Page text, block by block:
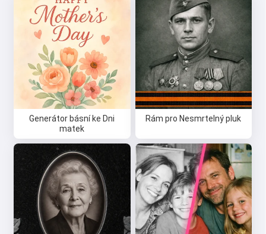
Generátor básní ke Dni
matek
Rám pro Nesmrtelný pluk